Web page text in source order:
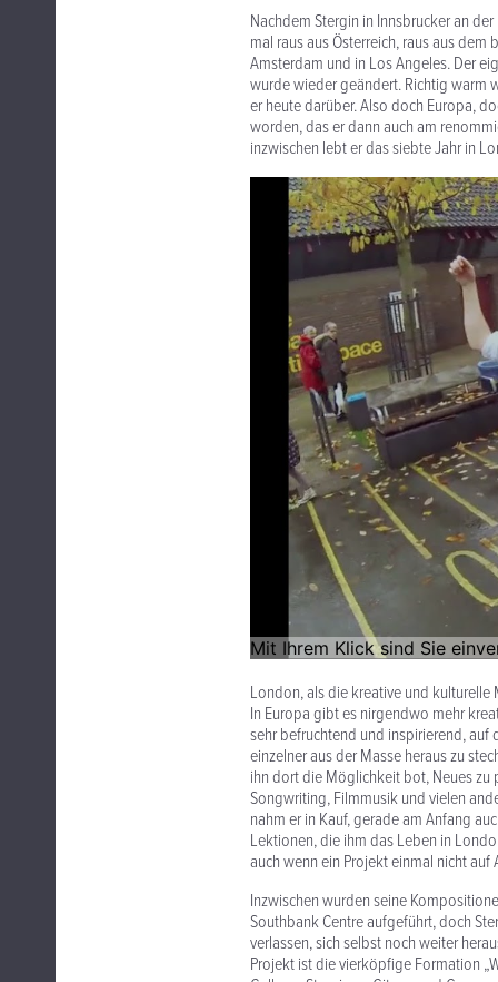
Nachdem Stergin in Innsbrucker an
mal raus aus Österreich, raus aus
Amsterdam und in Los Angeles. Der
wurde wieder geändert. Richtig warm
er heute darüber. Also doch Europa,
worden, das er dann auch am
inzwischen lebt er das siebte Jahr in
London, als die kreative und kulturelle
In Europa gibt es nirgendwo mehr
sehr befruchtend und inspirierend, auf
einzelner aus der Masse heraus zu
ihn dort die Möglichkeit bot, Neues zu
Songwriting, Filmmusik und vielen
nahm er in Kauf, gerade am Anfang
Lektionen, die ihm das Leben in
auch wenn ein Projekt einmal nicht
Inzwischen wurden seine
Southbank Centre aufgeführt, doch
verlassen, sich selbst noch weiter
Projekt ist die vierköpfige Formation